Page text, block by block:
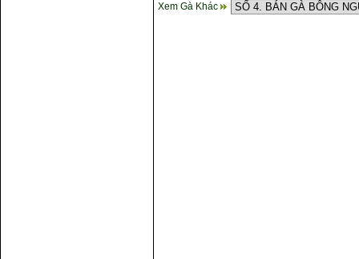
Xem Gà Khác